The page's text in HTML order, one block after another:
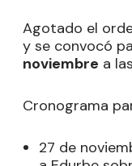
Agotado el
y se convocó
noviembre a las
Cronograma
27 de